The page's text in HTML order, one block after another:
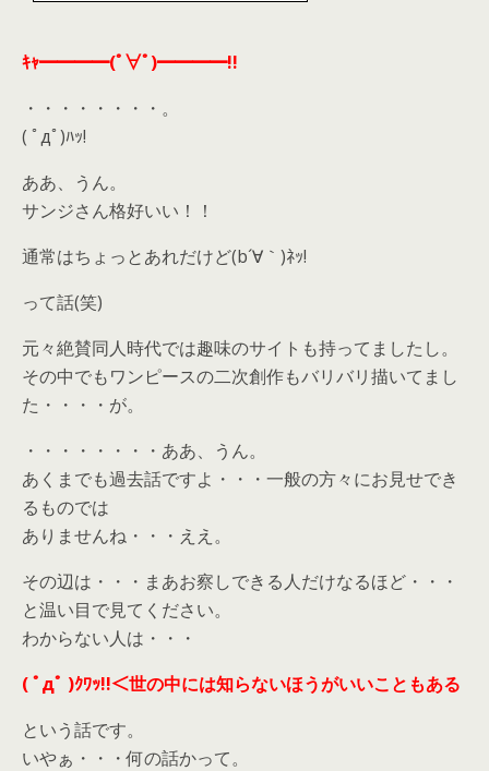
ｷｬ━━━━(ﾟ∀ﾟ)━━━━!!
・・・・・・・・。
( ﾟдﾟ)ﾊｯ!
ああ、うん。
サンジさん格好いい！！
通常はちょっとあれだけど(b´∀｀)ﾈｯ!
って話(笑)
元々絶賛同人時代では趣味のサイトも持ってましたし。
その中でもワンピースの二次創作もバリバリ描いてまし
た・・・・が。
・・・・・・・・ああ、うん。
あくまでも過去話ですよ・・・一般の方々にお見せでき
るものでは
ありませんね・・・ええ。
その辺は・・・まあお察しできる人だけなるほど・・・
と温い目で見てください。
わからない人は・・・
( ﾟдﾟ )ｸﾜｯ!!＜世の中には知らないほうがいいこともある
という話です。
いやぁ・・・何の話かって。